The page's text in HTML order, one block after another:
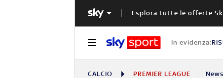
Esplora tutte le offerte
In evidenza:
CALCIO PREMIER LEAGUE News